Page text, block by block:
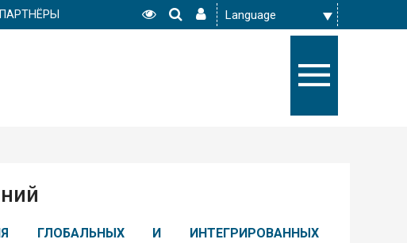
ПАРТНЁРЫ
ГЛОБАЛЬНЫХ И ИНТЕГРИРОВАННЫХ